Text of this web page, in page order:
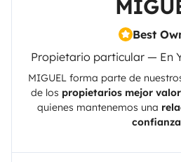
Best
Propietario particular — En
MIGUEL forma parte de
de los propietarios mejor
quienes mantenemos una
confianza